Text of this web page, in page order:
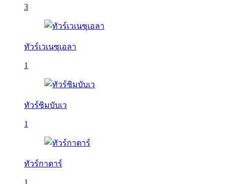
3
ทัวร์เวเนซุเอลา
1
ทัวร์ซิมบับเว
1
ทัวร์กาตาร์
1